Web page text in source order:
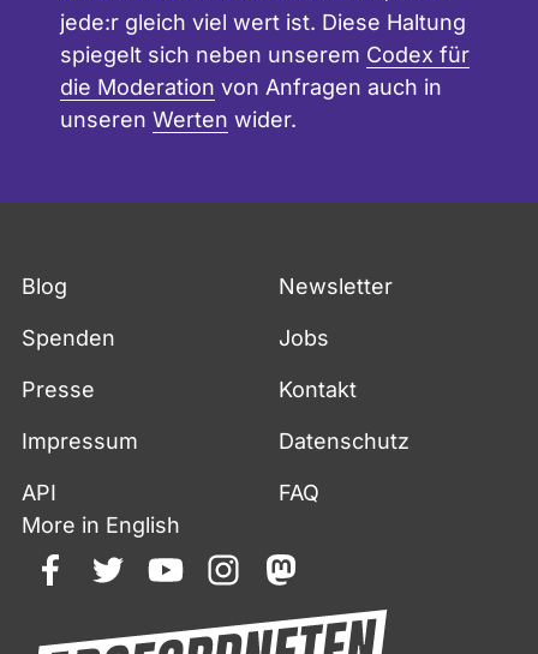
jede:r gleich viel wert ist. Diese Haltung
spiegelt sich neben unserem Codex für
die Moderation von Anfragen auch in
unseren Werten wider.
Blog Newsletter
Spenden Jobs
Presse Kontakt
Impressum Datenschutz
API
FAQ
More in English
facebooktwitteryoutubeinstagrammastodon